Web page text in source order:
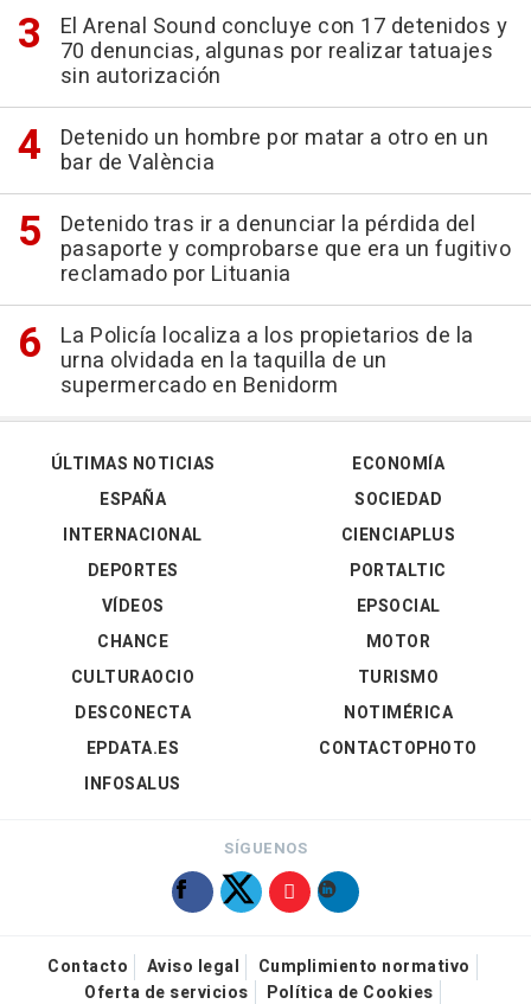
El Arenal Sound concluye con 17 detenidos y
70 denuncias, algunas por realizar tatuajes
sin autorización
Detenido un hombre por matar a otro en un
bar de València
Detenido tras ir a denunciar la pérdida del
pasaporte y comprobarse que era un fugitivo
reclamado por Lituania
La Policía localiza a los propietarios de la
urna olvidada en la taquilla de un
supermercado en Benidorm
ÚLTIMAS NOTICIAS
ESPAÑA
INTERNACIONAL
DEPORTES
VÍDEOS
ECONOMÍA
SOCIEDAD
CIENCIAPLUS
PORTALTIC
EPSOCIAL
CHANCE
CULTURAOCIO
DESCONECTA
EPDATA.ES
INFOSALUS
MOTOR
TURISMO
NOTIMÉRICA
CONTACTOPHOTO
SÍGUENOS
Contacto Aviso legal
Cumplimiento normativo
Oferta de servicios
Política de Cookies